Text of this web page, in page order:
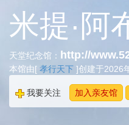
米提·阿
天堂纪念馆： http://
本馆由[ 孝行天下 ]创建于2026
我要关注 加入亲友馆